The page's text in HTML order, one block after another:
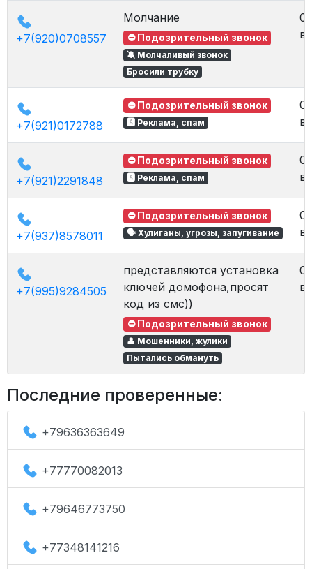
+7(920)0708557
Молчание
⛔ Подозрительный звонок
🔕 Молчаливый звонок
Бросили трубку
в
+7(921)0172788
⛔ Подозрительный звонок
🅰 Реклама, спам
в
+7(921)2291848
⛔ Подозрительный звонок
🅰 Реклама, спам
в
+7(937)8578011
⛔ Подозрительный звонок
🗣 Хулиганы, угрозы, запугивание
в
+7(995)9284505
представляются установка
ключей домофона,просят
код из смс))
⛔ Подозрительный звонок
👤 Мошенники, жулики
Пытались обмануть
в
Последние проверенные:
+79636363649
+77770082013
+79646773750
+77348141216